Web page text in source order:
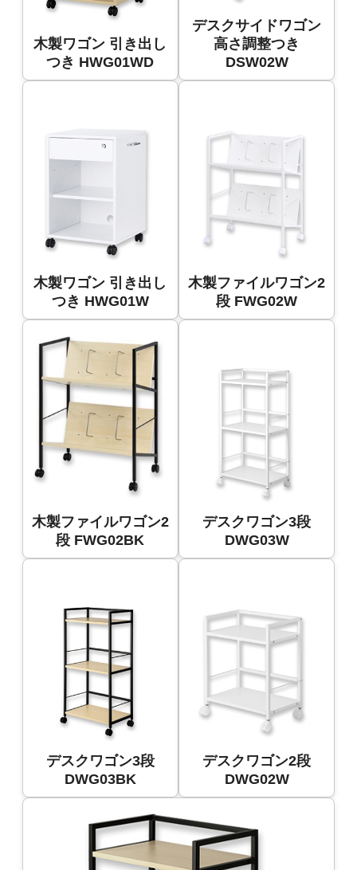
木製ワゴン 引き出し
つき HWG01WD
デスクサイドワゴン
高さ調整つき
DSW02W
木製ワゴン 引き出し
つき HWG01W
木製ファイルワゴン2
段 FWG02W
木製ファイルワゴン2
段 FWG02BK
デスクワゴン3段
DWG03W
デスクワゴン3段
DWG03BK
デスクワゴン2段
DWG02W